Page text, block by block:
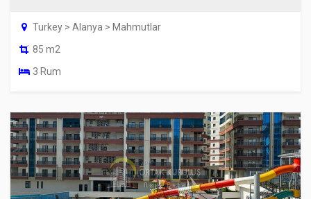
Turkey > Alanya > Mahmutlar
85 m2
3 Rum